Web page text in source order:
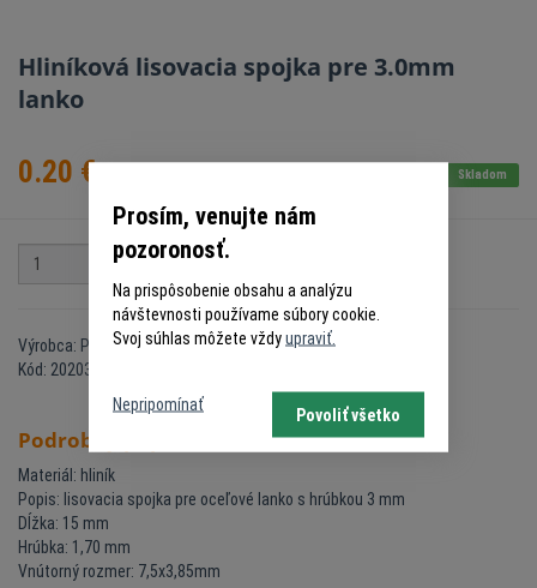
Hliníková lisovacia spojka pre 3.0mm
lanko
0.20 € Skladom
ks Do košíka
Výrobca: PSD
Kód: 20203558
Podrobný popis
Materiál: hliník
Popis: lisovacia spojka pre oceľové lanko s hrúbkou 3 mm
Dĺžka: 15 mm
Hrúbka: 1,70 mm
Vnútorný rozmer: 7,5x3,85mm
Prosím, venujte nám
pozoronosť.
Na prispôsobenie obsahu a analýzu
návštevnosti používame súbory cookie.
Svoj súhlas môžete vždyupraviť.
Nepripomínať
Povoliť všetko